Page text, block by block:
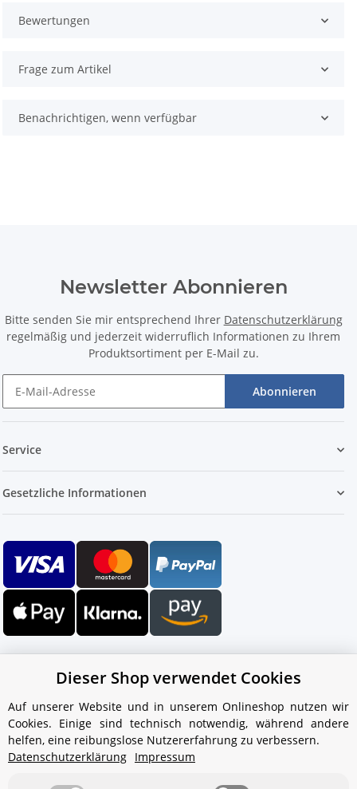
Bewertungen
Frage zum Artikel
Benachrichtigen, wenn verfügbar
Newsletter Abonnieren
Bitte senden Sie mir entsprechend Ihrer Datenschutzerklärung
regelmäßig und jederzeit widerruflich Informationen zu Ihrem
Produktsortiment per E-Mail zu.
Abonnieren
Service
Gesetzliche Informationen
Ihr WhatsApp-Kontakt zum
Service Team
von Aquintos-Wasseraufbereitung
Dieser Shop verwendet Cookies
Auf unserer Website und in unserem Onlineshop nutzen wir
Cookies. Einige sind technisch notwendig, während andere
helfen, eine reibungslose Nutzererfahrung zu verbessern.
Datenschutzerklärung Impressum